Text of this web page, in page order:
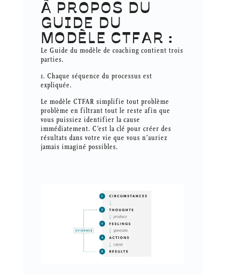
À PROPOS DU
GUIDE DU
MODÈLE CTFAR :
Le Guide du modèle de coaching contient trois
parties.
1. Chaque séquence du processus est
expliquée.
Le modèle CTFAR simplifie tout problème
problème en filtrant tout le reste afin que
vous puissiez identifier la cause
immédiatement. C’est la clé pour créer des
résultats dans votre vie que vous n’auriez
jamais imaginé possibles.